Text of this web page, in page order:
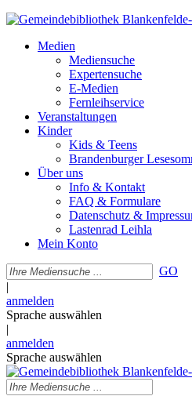
Medien
Mediensuche
Expertensuche
E-Medien
Fernleihservice
Veranstaltungen
Kinder
Kids & Teens
Brandenburger
Über uns
Info & Kontakt
FAQ & Formulare
Datenschutz &
Lastenrad Leihla
Mein Konto
GO
|
anmelden
Sprache auswählen
|
anmelden
Sprache auswählen